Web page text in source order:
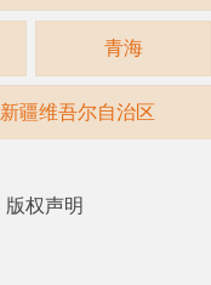
青海
新疆维吾尔自治区
版权声明